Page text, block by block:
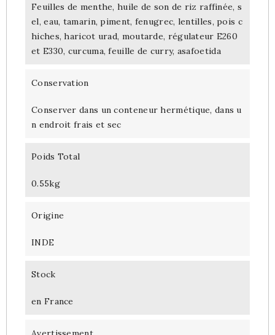
Feuilles de menthe, huile de son de riz raffinée, s
el, eau, tamarin, piment, fenugrec, lentilles, pois c
hiches, haricot urad, moutarde, régulateur E260
et E330, curcuma, feuille de curry, asafoetida
Conservation
Conserver dans un conteneur hermétique, dans u
n endroit frais et sec
Poids Total
0.55kg
Origine
INDE
Stock
en France